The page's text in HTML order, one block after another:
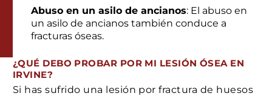
Abuso en un asilo de ancianos: El abuso en
un asilo de ancianos también conduce a
fracturas óseas.
¿QUÉ DEBO PROBAR POR MI LESIÓN ÓSEA EN
IRVINE?
Si has sufrido una lesión por fractura de huesos